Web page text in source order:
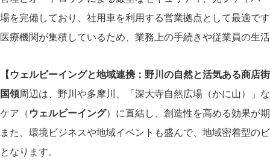
場を完備しており、社用車を利用する営業拠点として最適で
医療機関が集積しているため、業務上の手続きや従業員の生
【ウェルビーイングと地域連携：野川の自然と活気ある商店
国領周辺は、野川や多摩川、「深大寺自然広場（かに山）」
ケア（ウェルビーイング）に直結し、創造性を高める効果が
また、環境ビジネスや地域イベントも盛んで、地域密着型
となります。